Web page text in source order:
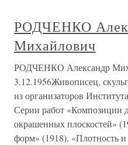
РОДЧЕНКО
Михайлович
РОДЧЕНКО Александр
3.12.1956Живописец,
из организаторов
Серии работ «Композиции
окрашенных плоскостей»
форм» (1918), «Плотность и